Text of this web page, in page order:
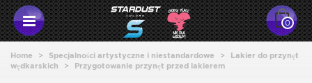
0
Home > Specjalności artystyczne i niestandardowe >
Lakier do przynęt
wędkarskich
> Przygotowanie przynęt przed lakierem